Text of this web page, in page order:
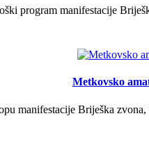
program manifestacije
Metkovsko
manifestacije Briješka